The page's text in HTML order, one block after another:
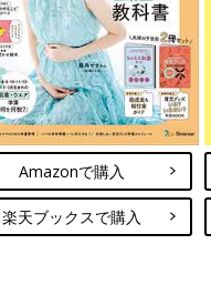
Amazonで購入
楽天ブックスで購入